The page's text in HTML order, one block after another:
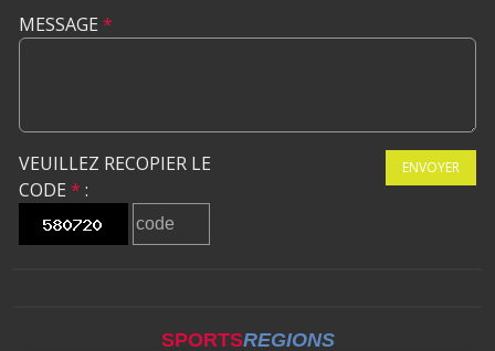
MESSAGE *
VEUILLEZ RECOPIER LE
CODE * :
ENVOYER
SPORTSREGIONS